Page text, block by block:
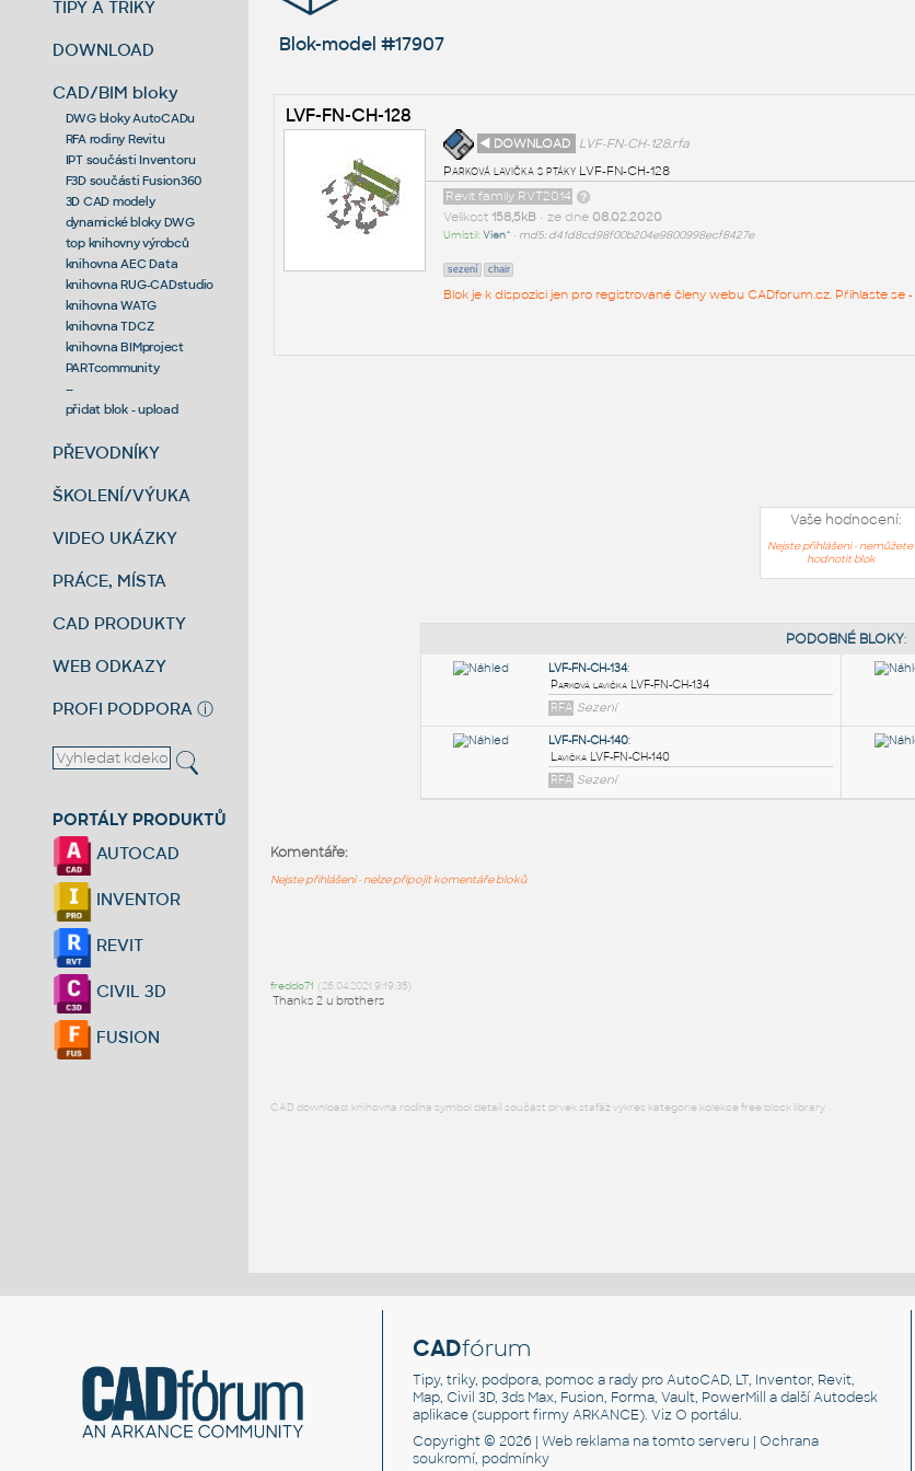
TIPY A TRIKY
DOWNLOAD
CAD/BIM bloky
DWG bloky AutoCADu
RFA rodiny Revitu
IPT součásti Inventoru
F3D součásti Fusion360
3D CAD modely
dynamické bloky DWG
top knihovny výrobců
knihovna AEC Data
knihovna RUG-CADstudio
knihovna WATG
knihovna TDCZ
knihovna BIMproject
PARTcommunity
--
přidat blok - upload
PŘEVODNÍKY
ŠKOLENÍ/VÝUKA
VIDEO UKÁZKY
PRÁCE, MÍSTA
CAD PRODUKTY
WEB ODKAZY
PROFI PODPORA ⓘ
PORTÁLY PRODUKTŮ
AUTOCAD
INVENTOR
REVIT
CIVIL 3D
FUSION
Blok-model #17907
LVF-FN-CH-128
◄ DOWNLOAD
LVF-FN-CH-128.rfa
Parková lavička s ptáky LVF-FN-CH-128
Revit family RVT2014
Velikost 158,5kB• ze dne 08.02.2020
Umístil:Vien^ • md5: d41d8cd98f00b204e9800998ecf8427e
sezení chair
Blok je k dispozici jen pro registrované členy webu CADforum.cz. Přihlaste se -
Vaše hodnocení:
Nejste přihlášeni - nemůžete
hodnotit blok
Komentáře:
Nejste přihlášeni - nelze připojit komentáře bloků
freddo71 (26.04.2021 9:19:35)
Thanks 2 u brothers
CAD download: knihovna rodina symbol detail součást prvek stafáž výkres kategorie kolekce free block library
CADfórum
Tipy, triky, podpora, pomoc a rady pro AutoCAD, LT, Inventor, Revit,
Map, Civil 3D, 3ds Max, Fusion, Forma, Vault, PowerMill a další Autodesk
aplikace (support firmy ARKANCE). VizO portálu.
Copyright © 2026 |Web reklama na tomto serveru |Ochrana
soukromí, podmínky